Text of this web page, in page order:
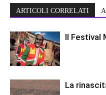
ARTICOLI CORRELATI
Il Festival
La